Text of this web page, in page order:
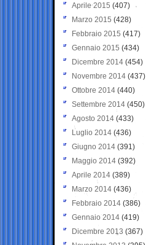
Aprile 2015 (407)
Marzo 2015 (428)
Febbraio 2015 (417)
Gennaio 2015 (434)
Dicembre 2014 (454)
Novembre 2014 (437)
Ottobre 2014 (440)
Settembre 2014 (450)
Agosto 2014 (433)
Luglio 2014 (436)
Giugno 2014 (391)
Maggio 2014 (392)
Aprile 2014 (389)
Marzo 2014 (436)
Febbraio 2014 (386)
Gennaio 2014 (419)
Dicembre 2013 (367)